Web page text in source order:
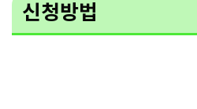
신청방법